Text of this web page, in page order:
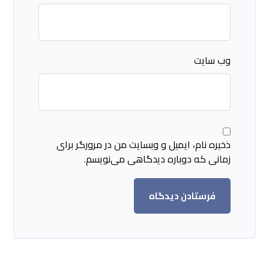
وب‌ سایت
ذخیره نام، ایمیل و وبسایت من در مرورگر برای
زمانی که دوباره دیدگاهی می‌نویسم.
فرستادن دیدگاه